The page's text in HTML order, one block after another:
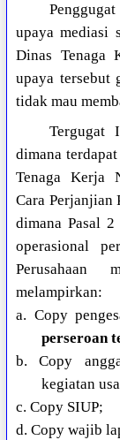
upaya mediasi
Dinas Tenaga
upaya tersebut
tidak mau
Tergugat
dimana
Tenaga Kerja
Cara Perjanjian
dimana Pasal
operasional
Perusahaan
melampirkan:
a. Copy
perseroan
b. Copy
kegiatan
c. Copy SIUP;
d. Copy wajib